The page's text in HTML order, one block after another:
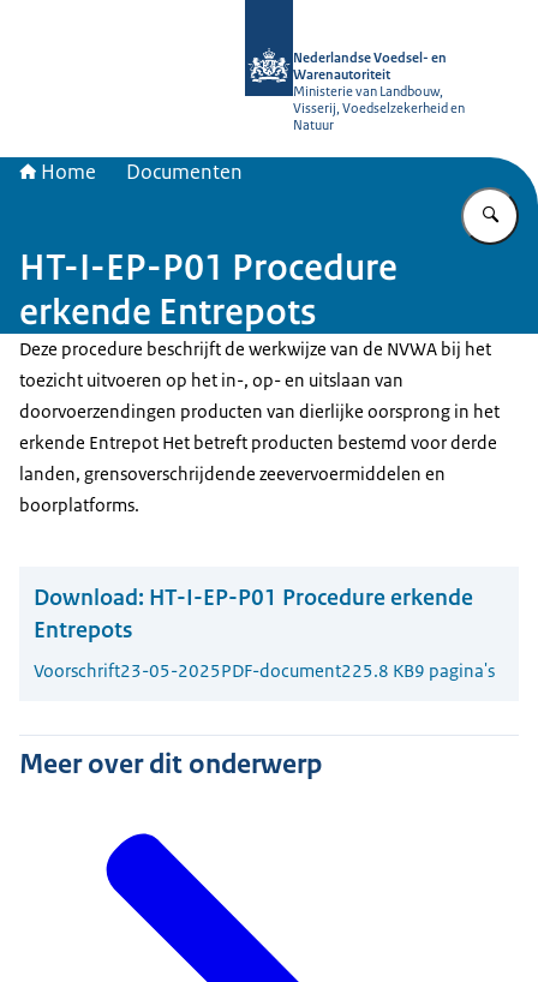
Nederlandse Voedsel- en
Warenautoriteit
Ministerie van Landbouw,
Visserij, Voedselzekerheid en
Natuur
Home Documenten
HT-I-EP-P01 Procedure
erkende Entrepots
Deze procedure beschrijft de werkwijze van de NVWA bij het
toezicht uitvoeren op het in-, op- en uitslaan van
doorvoerzendingen producten van dierlijke oorsprong in het
erkende Entrepot Het betreft producten bestemd voor derde
landen, grensoverschrijdende zeevervoermiddelen en
boorplatforms.
Download: HT-I-EP-P01 Procedure erkende
Entrepots
Voorschrift23-05-2025PDF-document225.8 KB9 pagina's
Meer over dit onderwerp